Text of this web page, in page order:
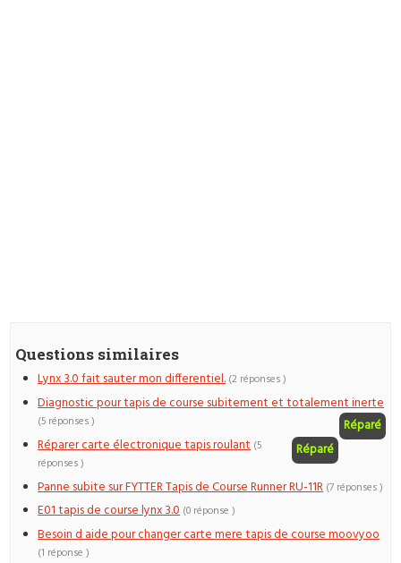
Questions similaires
Lynx 3.0 fait sauter mon differentiel. (2 réponses )
Diagnostic pour tapis de course subitement et totalement inerte
Réparé
(5 réponses )
Réparer carte électronique tapis roulant Réparé
(5
réponses )
Panne subite sur FYTTER Tapis de Course Runner RU-11R (7 réponses )
E01 tapis de course lynx 3.0 (0 réponse )
Besoin d aide pour changer carte mere tapis de course moovyoo
(1 réponse )